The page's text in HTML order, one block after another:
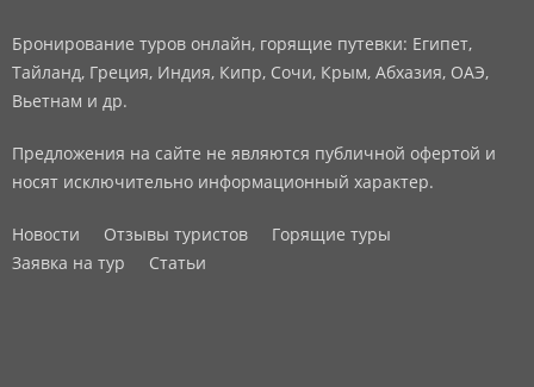
Бронирование туров онлайн, горящие путевки: Египет,
Тайланд, Греция, Индия, Кипр, Сочи, Крым, Абхазия, ОАЭ,
Вьетнам и др.
Предложения на сайте не являются публичной офертой и
носят исключительно информационный характер.
Новости Отзывы туристов
Горящие туры
Заявка на тур
Статьи